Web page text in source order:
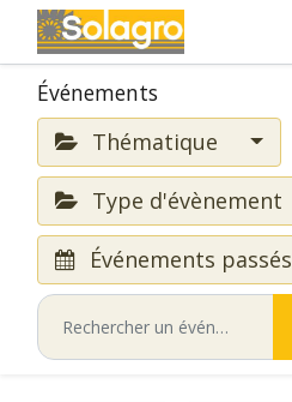
Événements
Thématique
Type d'évènement
Événements passés